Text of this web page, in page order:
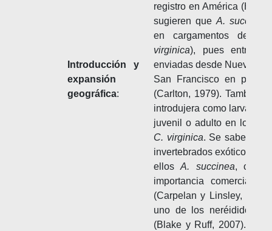
Introducción y
expansión
geográfica:
registro en América
sugieren que A. succinea
en cargamentos del
virginica), pues entre
enviadas desde Nueva
San Francisco en
(Carlton, 1979). También,
introdujera como larva en
juvenil o adulto en los
C. virginica. Se sabe de
invertebrados exóticos en
ellosA. succinea, con
importancia comercial y
(Carpelan y Linsley,
uno de los neréididos
(Blake y Ruff, 2007). En